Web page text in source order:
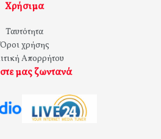
Χρήσιμα
Ταυτότητα
Όροι χρήσης
Απορρήτου
μας ζωντανά